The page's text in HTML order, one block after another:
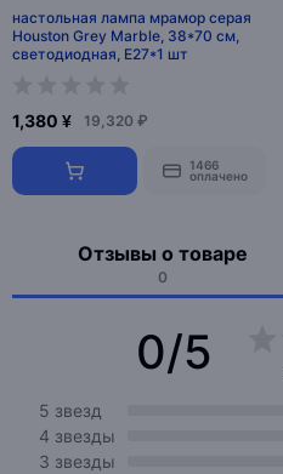
настольная лампа мрамор серая
Houston Grey Marble, 38*70 см,
светодиодная, E27*1 шт
1,380 ¥ 19,320 ₽
1466
оплачено
Отзывы о товаре
0
0/5
5 звезд
4 звезды
3 звезды